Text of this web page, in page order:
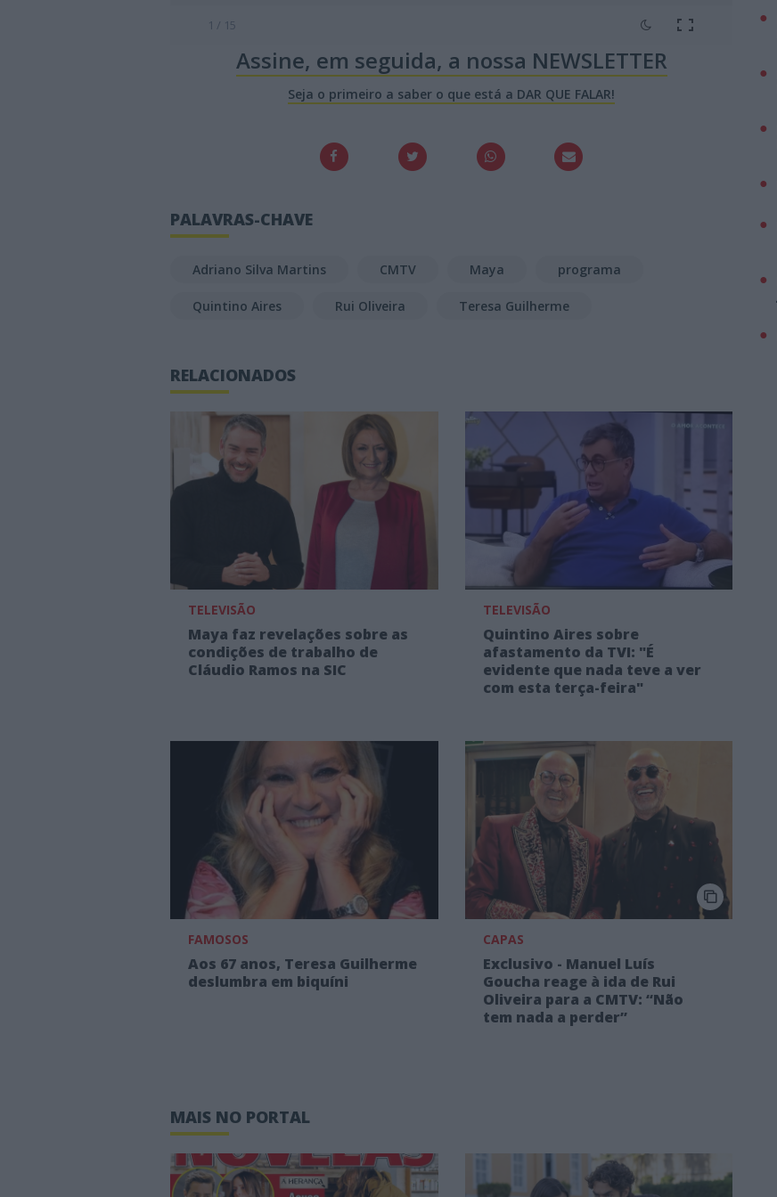
1 / 15
Assine, em seguida, a nossa NEWSLETTER
Seja o primeiro a saber o que está a DAR QUE FALAR!
PALAVRAS-CHAVE
Adriano Silva Martins CMTV Maya programa
Quintino Aires Rui Oliveira Teresa Guilherme
RELACIONADOS
TELEVISÃO
Maya faz revelações sobre as
condições de trabalho de
Cláudio Ramos na SIC
TELEVISÃO
Quintino Aires sobre
afastamento da TVI: "É
evidente que nada teve a ver
com esta terça-feira"
FAMOSOS
Aos 67 anos, Teresa Guilherme
deslumbra em biquíni
CAPAS
Exclusivo - Manuel Luís
Goucha reage à ida de Rui
Oliveira para a CMTV: “Não
tem nada a perder”
MAIS NO PORTAL